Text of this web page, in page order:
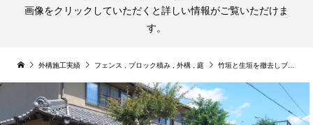
画像をクリックしていただくと詳しい情報がご覧いただけま
す。
外構施工実績 フェンス ブロック積み 外構 庭 竹垣と生垣を撤去しブロック積み+フェンスを設置｜笠松町